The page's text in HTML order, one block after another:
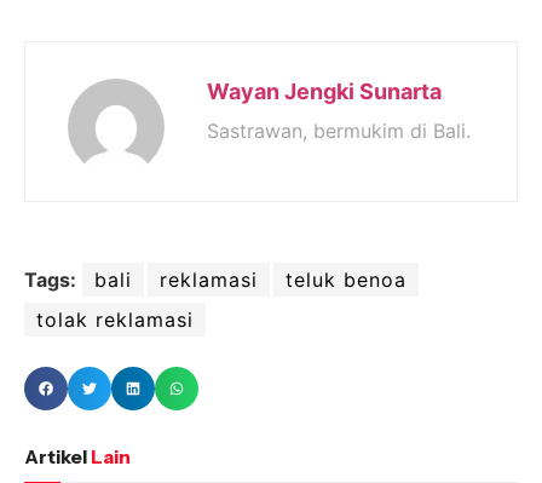
Wayan Jengki Sunarta
Sastrawan, bermukim di Bali.
Tags: bali reklamasi
teluk benoa
tolak reklamasi
Artikel Lain